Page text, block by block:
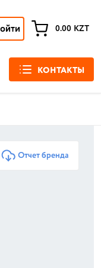
0.00 KZT
КОНТАКТЫ
Отчет бренда